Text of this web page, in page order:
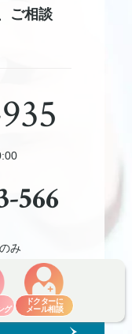
グ
ドクターに
メール相談
ご相談
566
み